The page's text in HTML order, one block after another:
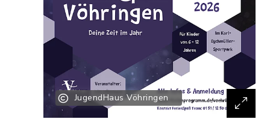
JugendHaus Vöhringen